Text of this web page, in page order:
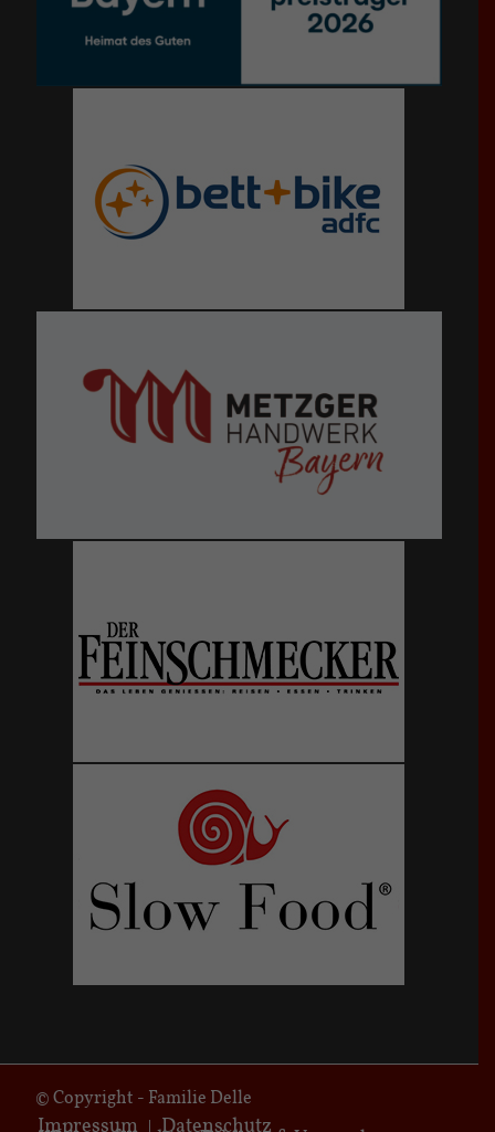
© Copyright - Familie Delle
Impressum Datenschutz